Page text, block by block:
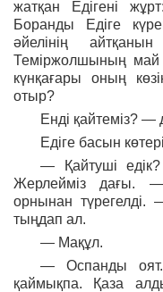
жатқан Едігені
Боранды Едіге
әйелінің
Теміржолшының май
күнқағары оның
отыр?
Енді қайтеміз? —
Едіге басын
— Қайтуші
Жерлейміз дағы.
орнынан
тыңдап ал.
— Мақұл.
— Оспанды оят.
қаймықпа. Қаза